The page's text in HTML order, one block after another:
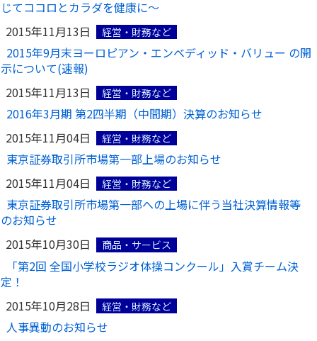
じてココロとカラダを健康に～
2015年11月13日
経営・財務など
2015年9月末ヨーロピアン・エンベディッド・バリュー の開
示について(速報)
2015年11月13日
経営・財務など
2016年3月期 第2四半期（中間期）決算のお知らせ
2015年11月04日
経営・財務など
東京証券取引所市場第一部上場のお知らせ
2015年11月04日
経営・財務など
東京証券取引所市場第一部への上場に伴う当社決算情報等
のお知らせ
2015年10月30日
商品・サービス
「第2回 全国小学校ラジオ体操コンクール」入賞チーム決
定！
2015年10月28日
経営・財務など
人事異動のお知らせ